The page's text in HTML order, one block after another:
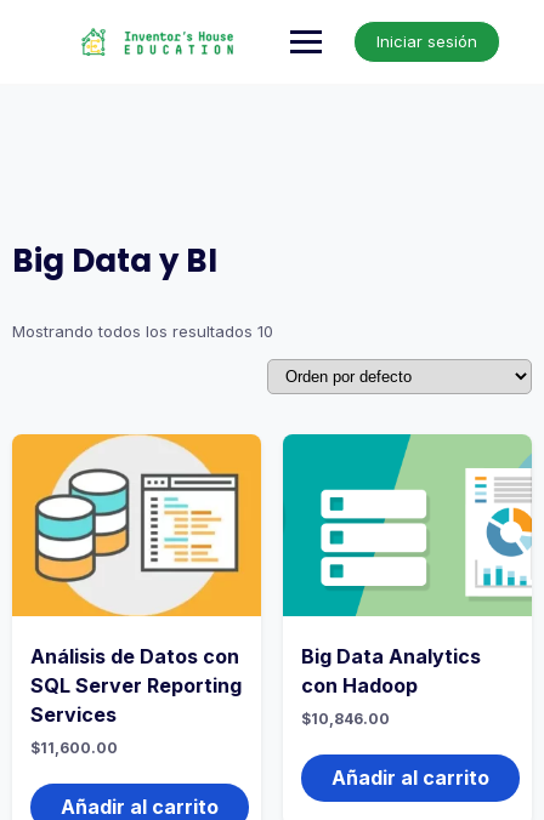
Iniciar sesión
Big Data y BI
Mostrando todos los resultados 10
Análisis de Datos con
SQL Server Reporting
Services
$11,600.00
Añadir al carrito
Big Data Analytics
con Hadoop
$10,846.00
Añadir al carrito